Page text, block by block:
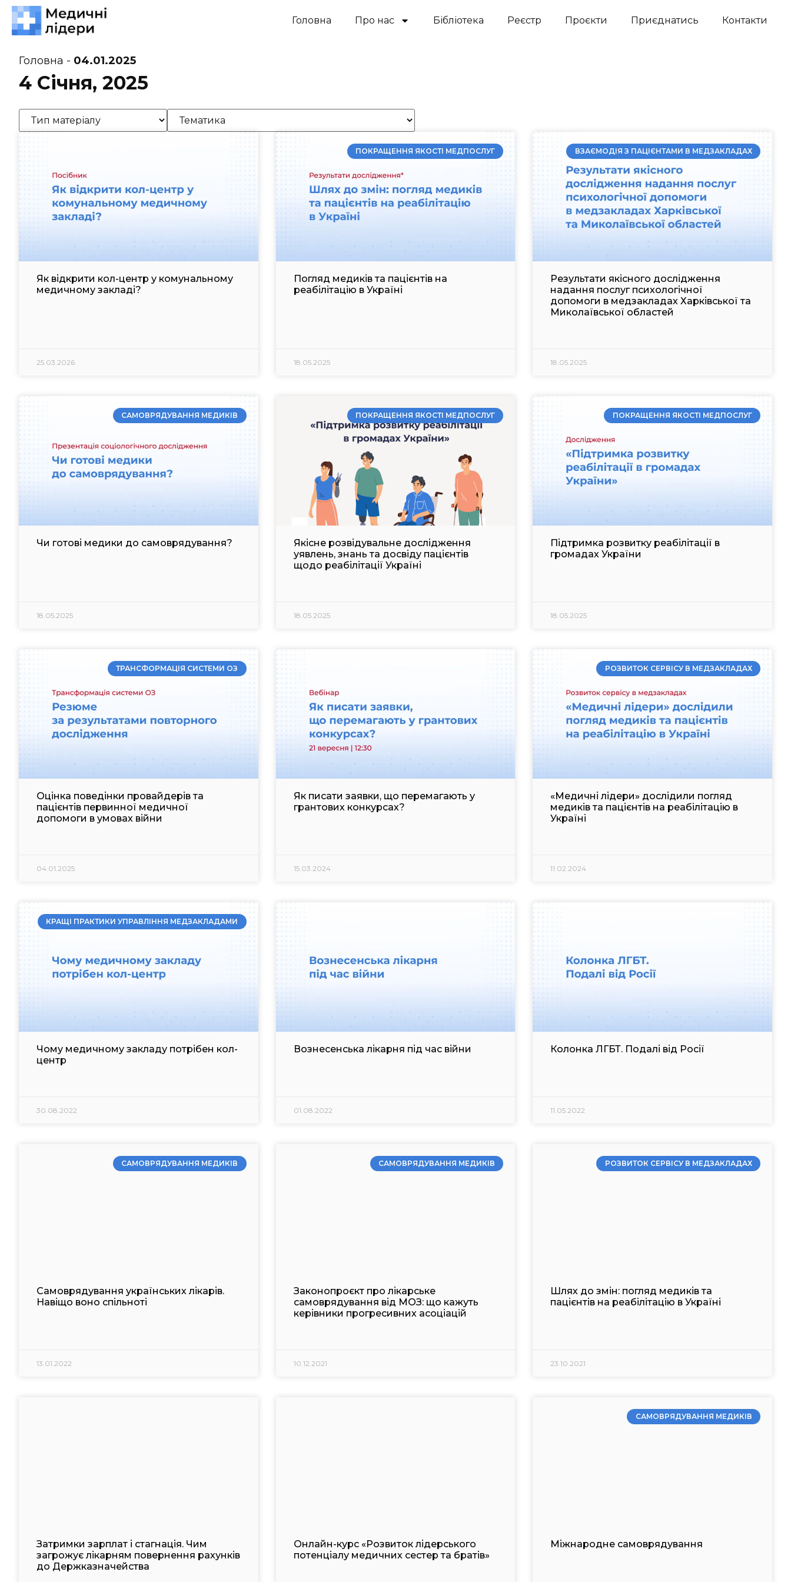
Головна Про нас Бібліотека Реєстр Проєкти Приєднатись Контакти
Головна - 04.01.2025
4 Січня, 2025
Як відкрити кол-центр у комунальному
медичному закладі?
25.03.2026
ПОКРАЩЕННЯ ЯКОСТІ МЕДПОСЛУГ
Погляд медиків та пацієнтів на
реабілітацію в Україні
18.05.2025
ВЗАЄМОДІЯ З ПАЦІЄНТАМИ В МЕДЗАКЛАДАХ
Результати якісного дослідження
надання послуг психологічної
допомоги в медзакладах Харківської та
Миколаївської областей
18.05.2025
САМОВРЯДУВАННЯ МЕДИКІВ
Чи готові медики до самоврядування?
18.05.2025
ПОКРАЩЕННЯ ЯКОСТІ МЕДПОСЛУГ
Якісне розвідувальне дослідження
уявлень, знань та досвіду пацієнтів
щодо реабілітації Україні
18.05.2025
ПОКРАЩЕННЯ ЯКОСТІ МЕДПОСЛУГ
Підтримка розвитку реабілітації в
громадах України
18.05.2025
ТРАНСФОРМАЦІЯ СИСТЕМИ ОЗ
Оцінка поведінки провайдерів та
пацієнтів первинної медичної
допомоги в умовах війни
04.01.2025
Як писати заявки, що перемагають у
грантових конкурсах?
15.03.2024
РОЗВИТОК СЕРВІСУ В МЕДЗАКЛАДАХ
«‎Медичні лідери» дослідили погляд
медиків та пацієнтів на реабілітацію в
Україні
11.02.2024
КРАЩІ ПРАКТИКИ УПРАВЛІННЯ МЕДЗАКЛАДАМИ
Чому медичному закладу потрібен кол-
центр
30.08.2022
Вознесенська лікарня під час війни
01.08.2022
Колонка ЛГБТ. Подалі від Росії
11.05.2022
САМОВРЯДУВАННЯ МЕДИКІВ
Самоврядування українських лікарів.
Навіщо воно спільноті
13.01.2022
САМОВРЯДУВАННЯ МЕДИКІВ
Законопроєкт про лікарське
самоврядування від МОЗ: що кажуть
керівники прогресивних асоціацій
10.12.2021
РОЗВИТОК СЕРВІСУ В МЕДЗАКЛАДАХ
Шлях до змін: погляд медиків та
пацієнтів на реабілітацію в Україні
23.10.2021
Затримки зарплат і стагнація. Чим
загрожує лікарням повернення рахунків
до Держказначейства
Онлайн-курс «Розвиток лідерського
потенціалу медичних сестер та братів»
САМОВРЯДУВАННЯ МЕДИКІВ
Міжнародне самоврядування